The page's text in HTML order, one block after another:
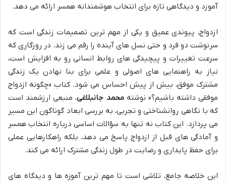
آموزد و دیدگاهی تازه برای انتخاب هوشمندانه همسر ارائه می دهد.
ازدواج، پیوندی عمیق و یکی از مهم ترین تصمیمات زندگی است که
سرنوشت دو فرد و حتی نسل های آینده را رقم می زند. در روزگاری که
سرعت تغییرات و پیچیدگی های روابط انسانی رو به افزایش است،
نیاز به راهنمایی های اصولی و علمی برای بنا نهادن یک زندگی
مشترک موفق، بیش از پیش احساس می شود. کتاب «چگونه ازدواج
موفقی داشته باشیم؟» نوشتهمحمد جانبلاغی، منبعی ارزشمند است
که با نگاهی روانشناختی و تجربی، به بررسی ابعاد گوناگون این مسیر
می پردازد. این کتاب نه تنها به سؤالات اساسی درباره انتخاب همسر
و آمادگی های قبل از ازدواج پاسخ می دهد، بلکه راهکارهایی عملی
برای حفظ پایداری و رضایت در طول زندگی مشترک ارائه می کند.
این خلاصه جامع، تلاشی است تا مهم ترین آموزه ها و دیدگاه های